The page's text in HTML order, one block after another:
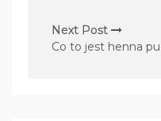
g
a
Next Post
Co to jest henna